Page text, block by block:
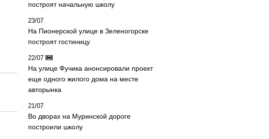
построят начальную школу
23/07
На Пионерской улице в Зеленогорске
построят гостиницу
22/07
На улице Фучика анонсировали проект
еще одного жилого дома на месте
авторынка
21/07
Во дворах на Муринской дороге
построили школу